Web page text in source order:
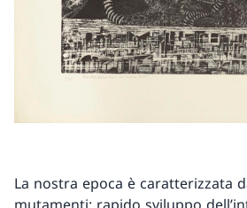
La nostra epoca è caratterizzata